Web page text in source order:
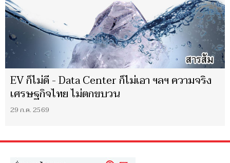
EV ก็ไม่ดี - Data Center ก็ไม่เอา ฯลฯ ความจริง
เศรษฐกิจไทย ไม่ตกขบวน
29 ก.ค. 2569